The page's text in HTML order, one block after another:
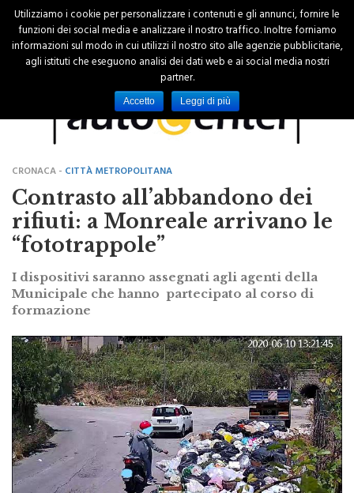
CRONACA - CITTÀ METROPOLITANA
Contrasto all’abbandono dei
rifiuti: a Monreale arrivano le
“fototrappole”
I dispositivi saranno assegnati agli agenti della
Municipale che hanno partecipato al corso di
formazione
Utilizziamo i cookie per personalizzare i contenuti e gli annunci, fornire le
funzioni dei social media e analizzare il nostro traffico. Inoltre forniamo
informazioni sul modo in cui utilizzi il nostro sito alle agenzie pubblicitarie,
agli istituti che eseguono analisi dei dati web e ai social media nostri
partner.
Accetto Leggi di più